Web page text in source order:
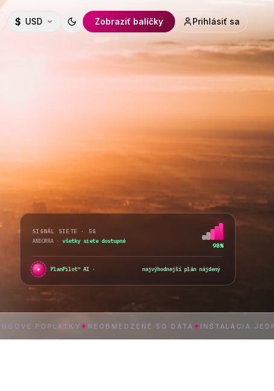
$ USD Toggle theme
Zobraziť balíčky Prihlásiť sa
SIGNÁL SIETE · 5G
ANDORRA · všetky siete dostupné
98%
✦ ● PlanPilot™ AI · najvýhodnejší plán nájdený
✦ NEOBMEDZENÉ 5G DÁTA✦INŠTALÁCIA JEDNÝM